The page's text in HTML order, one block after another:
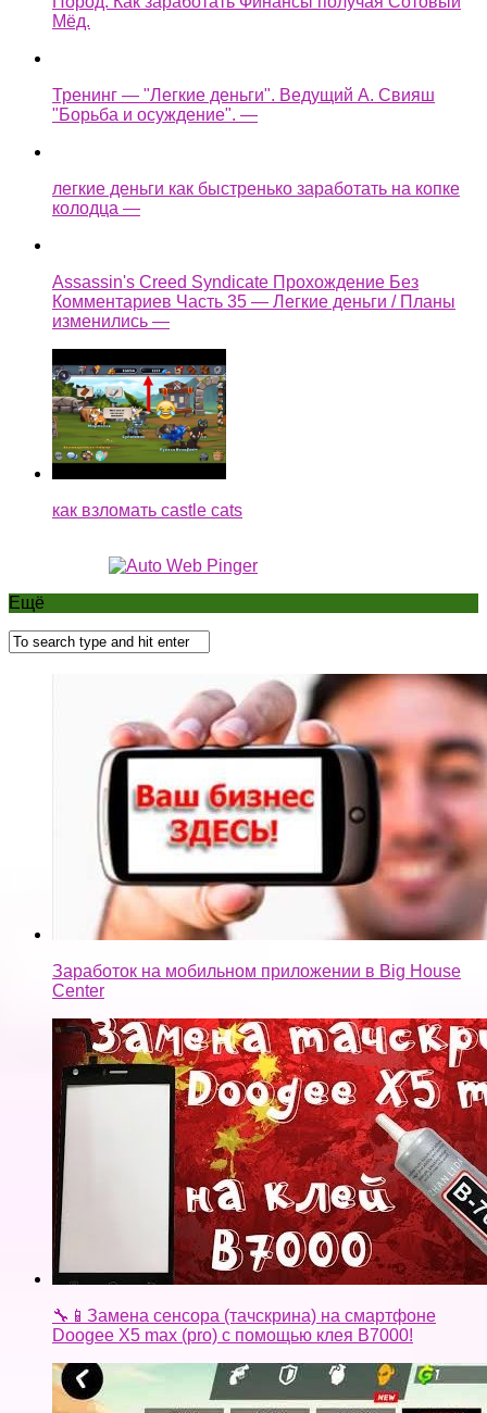
Мёд.
Тренинг — "Легкие деньги". Ведущий А. Свияш
"Борьба и осуждение". —
легкие деньги как быстренько заработать на копке
колодца —
Assassin's Creed Syndicate Прохождение Без
Комментариев Часть 35 — Легкие деньги / Планы
изменились —
как взломать castle cats
Ещё
Заработок на мобильном приложении в Big House
Center
🔧📱Замена сенсора (тачскрина) на смартфоне
Doogee X5 max (pro) с помощью клея B7000!